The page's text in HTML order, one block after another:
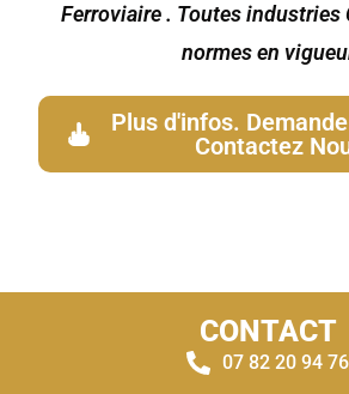
Ferroviaire . Toutes industries
normes en
Plus d'infos.
Contactez
CONTACT
07 82 20 94 76